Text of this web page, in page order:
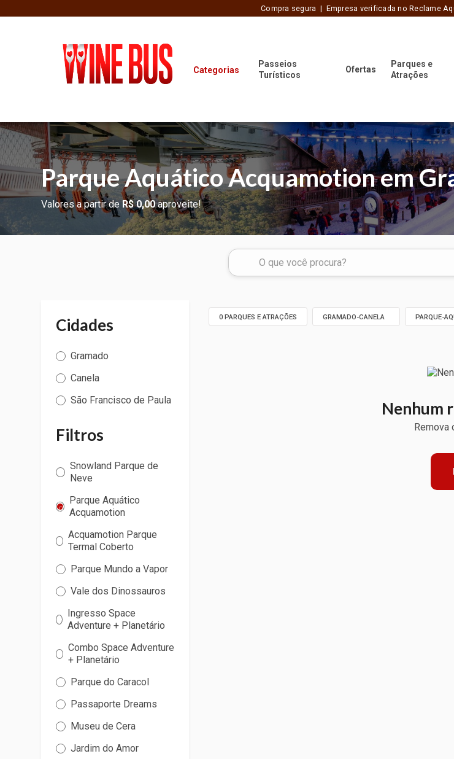
Compra segura | Empresa verificada no Reclame
Categorias
Passeios
Turísticos
Ofertas
Parques e
Atrações
Parque Aquático Acquamotion em
Valores a partir deR$ 0,00aproveite!
Cidades
Gramado
Canela
São Francisco de Paula
Filtros
Snowland Parque de
Neve
Parque Aquático
Acquamotion
Acquamotion Parque
Termal Coberto
Parque Mundo a Vapor
Vale dos Dinossauros
Ingresso Space
Adventure + Planetário
Combo Space Adventure
+ Planetário
Parque do Caracol
Passaporte Dreams
Museu de Cera
Jardim do Amor
0 PARQUES E ATRAÇÕES GRAMADO-CANELA PARQUE-
Nenhum
Remova